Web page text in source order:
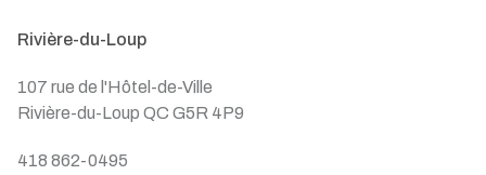
Rivière-du-Loup
107 rue de l'Hôtel-de-Ville
Rivière-du-Loup QC G5R 4P9
418 862-0495